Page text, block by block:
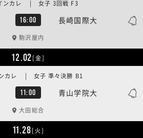
16:00 長崎国際大
ンカレ | 女子 3回戦 F3
駒沢屋内
12.02[金]
11:00 青山学院大
カレ | 女子 準々決勝 B1
大田総合
11.28[火]